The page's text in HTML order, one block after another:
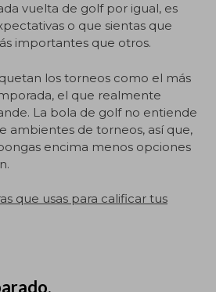
vuelta de golf por igual, es
o que sientas que
importantes que otros.
los torneos como el más
el que realmente
La bola de golf no entiende
ambientes de torneos, así que,
encima menos opciones
que usas para calificar tus